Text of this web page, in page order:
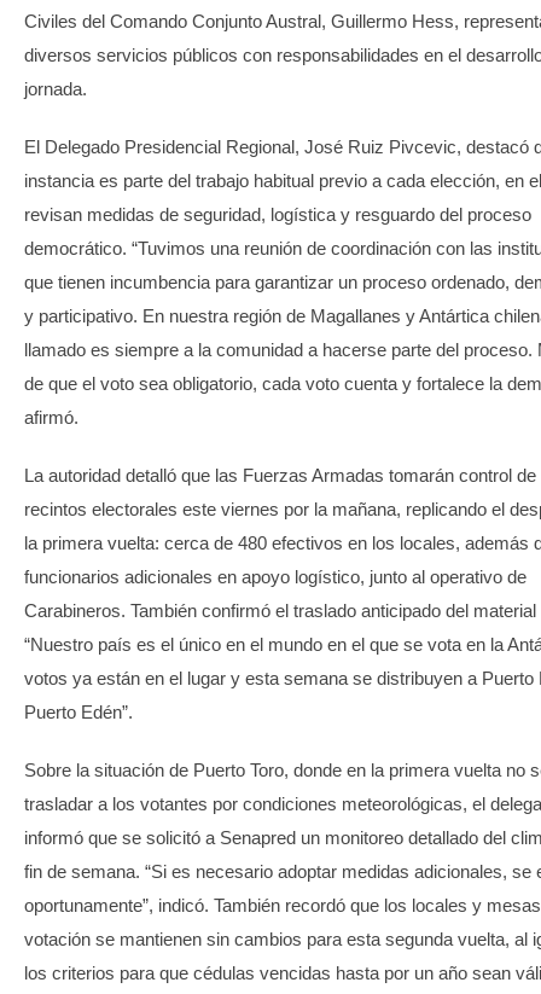
Civiles del Comando Conjunto Austral, Guillermo Hess,
diversos servicios públicos con responsabilidades en el
jornada.
El Delegado Presidencial Regional, José Ruiz Pivcevic, destacó
instancia es parte del trabajo habitual previo a cada elección, en
revisan medidas de seguridad, logística y resguardo del proceso
democrático. “Tuvimos una reunión de coordinación con las
que tienen incumbencia para garantizar un proceso ordenado,
y participativo. En nuestra región de Magallanes y Antártica
llamado es siempre a la comunidad a hacerse parte del proceso.
de que el voto sea obligatorio, cada voto cuenta y fortalece la
afirmó.
La autoridad detalló que las Fuerzas Armadas tomarán control de
recintos electorales este viernes por la mañana, replicando el
la primera vuelta: cerca de 480 efectivos en los locales, además
funcionarios adicionales en apoyo logístico, junto al operativo de
Carabineros. También confirmó el traslado anticipado del material
“Nuestro país es el único en el mundo en el que se vota en la
votos ya están en el lugar y esta semana se distribuyen a Puerto
Puerto Edén”.
Sobre la situación de Puerto Toro, donde en la primera vuelta no
trasladar a los votantes por condiciones meteorológicas, el
informó que se solicitó a Senapred un monitoreo detallado del
fin de semana. “Si es necesario adoptar medidas adicionales, se
oportunamente”, indicó. También recordó que los locales y
votación se mantienen sin cambios para esta segunda vuelta, al
los criterios para que cédulas vencidas hasta por un año sean